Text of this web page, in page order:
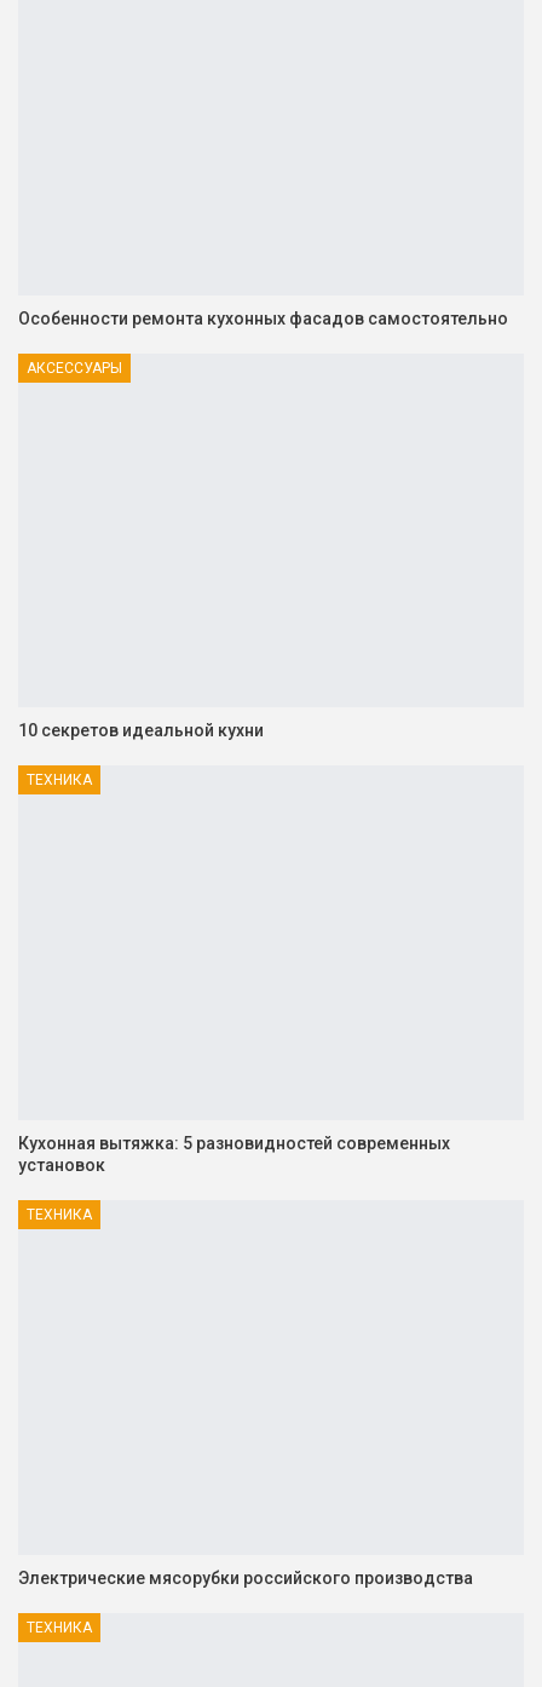
Особенности ремонта кухонных фасадов самостоятельно
АКСЕССУАРЫ
10 секретов идеальной кухни
ТЕХНИКА
Кухонная вытяжка: 5 разновидностей современных
установок
ТЕХНИКА
Электрические мясорубки российского производства
ТЕХНИКА